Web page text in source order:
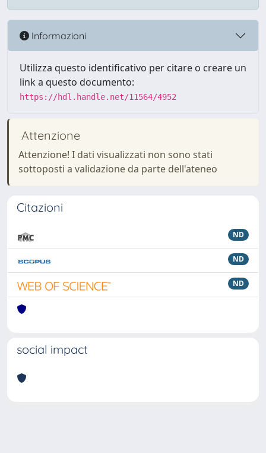
Informazioni
Utilizza questo identificativo per citare o creare un
link a questo documento:
https://hdl.handle.net/11564/4952
Attenzione
Attenzione! I dati visualizzati non sono stati
sottoposti a validazione da parte dell'ateneo
Citazioni
ND
ND
ND
social impact